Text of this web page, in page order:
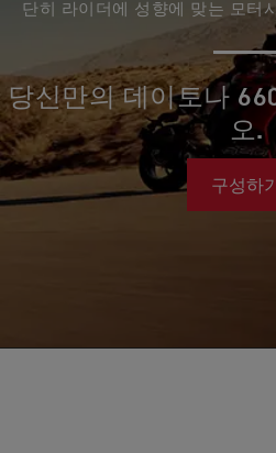
단히 라이더에 성향에 맞는 모터
당신만의 데이토나
오.
구성하기